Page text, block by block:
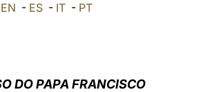
EN - ES- IT- PT
DO PAPA FRANCISCO